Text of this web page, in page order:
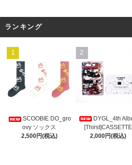
ランキング
1
SCOOBIE DO_gro
ovy ソックス
2,500円(税込)
2
DYGL_4th
[Thirst]CASSETTE
2,000円(税込)